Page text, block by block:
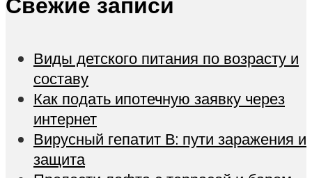
Виды детского питания по возрасту и
составу
Как подать ипотечную заявку через
интернет
Вирусный гепатит В: пути заражения и
защита